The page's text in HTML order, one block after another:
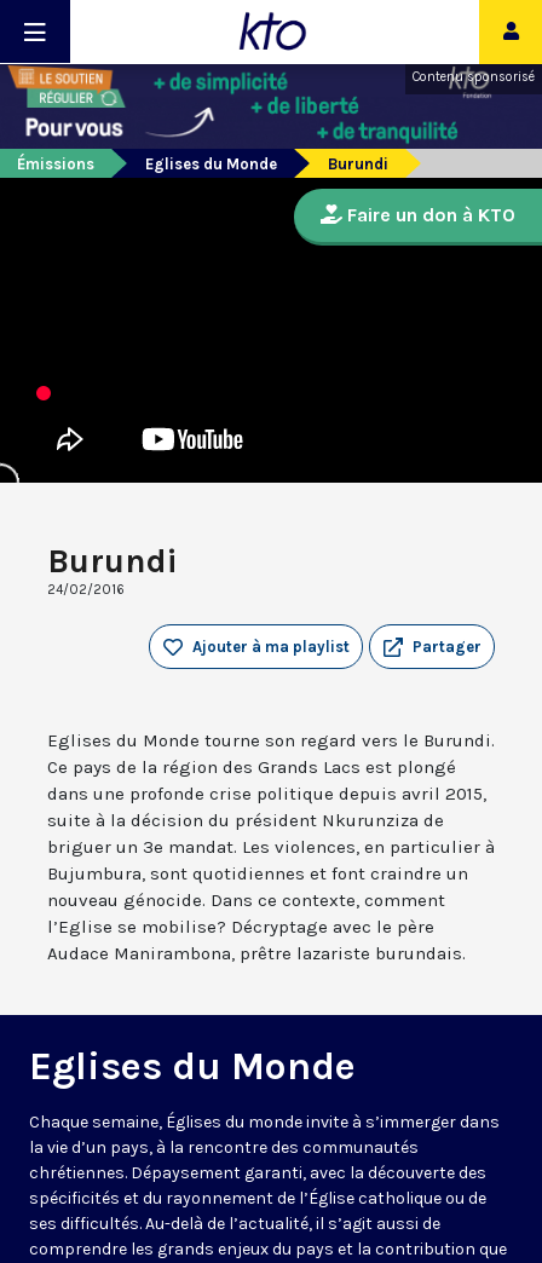
Contenu sponsorisé
Émissions Eglises du Monde Burundi
Burundi
24/02/2016
Partager
Ajouter à ma playlist
Eglises du Monde tourne son regard vers le Burundi.
Ce pays de la région des Grands Lacs est plongé
dans une profonde crise politique depuis avril 2015,
suite à la décision du président Nkurunziza de
briguer un 3e mandat. Les violences, en particulier à
Bujumbura, sont quotidiennes et font craindre un
nouveau génocide. Dans ce contexte, comment
l’Eglise se mobilise? Décryptage avec le père
Audace Manirambona, prêtre lazariste burundais.
Eglises du Monde
Chaque semaine, Églises du monde invite à s’immerger dans
la vie d’un pays, à la rencontre des communautés
chrétiennes. Dépaysement garanti, avec la découverte des
spécificités et du rayonnement de l’Église catholique ou de
ses difficultés. Au-delà de l’actualité, il s’agit aussi de
comprendre les grands enjeux du pays et la contribution que
Faire un don à KTO